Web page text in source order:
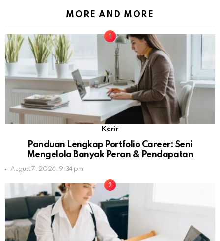
MORE AND MORE
Karir
Panduan Lengkap Portfolio Career: Seni
Mengelola Banyak Peran & Pendapatan
August 7, 2026, 9:34 pm